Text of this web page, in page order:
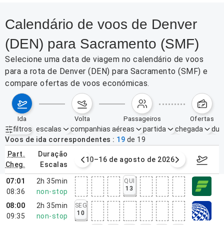
Calendário de voos de Denver
(DEN) para Sacramento (SMF)
Selecione uma data de viagem no calendário de voos
para a rota de Denver (DEN) para Sacramento (SMF) e
compare ofertas de voos económicas.
ida volta passageiros ofertas
filtros
Filtros ativos nenhum
escalas companhias aéreas partida chegada
Voos de ida correspondentes
19 de 19
part.
cheg.
duração
escalas
agosto de 2026 10–16 de agosto de 2026 17–23
07:01
08:36
2h 35min
non-stop
QUI
13
08:00
09:35
2h 35min
non-stop
SEG
10